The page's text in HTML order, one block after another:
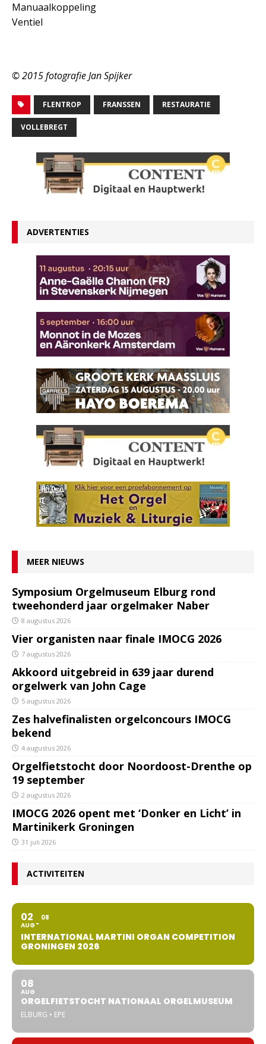
Manuaalkoppeling
Ventiel
© 2015 fotografie Jan Spijker
FLENTROP FRANSSEN RESTAURATIE
VOLLEBREGT
ADVERTENTIES
MEER NIEUWS
Symposium Orgelmuseum Elburg rond
tweehonderd jaar orgelmaker Naber
8 augustus 2026
Vier organisten naar finale IMOCG 2026
7 augustus 2026
Akkoord uitgebreid in 639 jaar durend
orgelwerk van John Cage
5 augustus 2026
Zes halvefinalisten orgelconcours IMOCG
bekend
4 augustus 2026
Orgelfietstocht door Noordoost-Drenthe op
19 september
2 augustus 2026
IMOCG 2026 opent met ‘Donker en Licht’ in
Martinikerk Groningen
31 juli 2026
ACTIVITEITEN
02
AUG
08
INTERNATIONAL MARTINI ORGAN COMPETITION
GRONINGEN 2026
08
AUG
ORGELFIETSTOCHT NATIONAAL ORGELMUSEUM
ELBURG • EPE